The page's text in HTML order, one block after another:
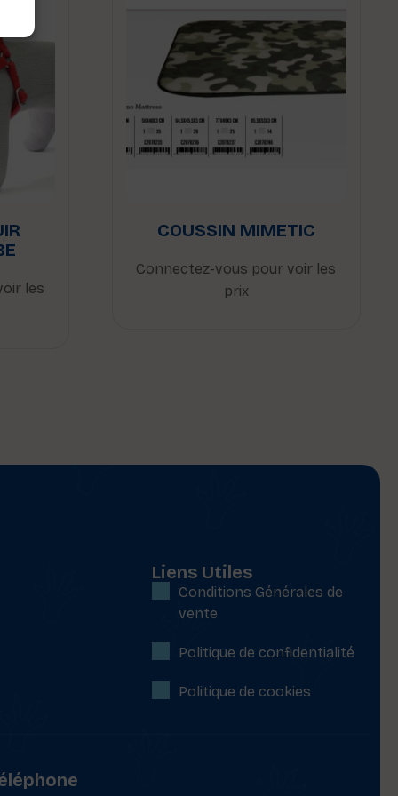
les
COUSSIN MIMETIC
Connectez-vous pour voir les
prix
Liens Utiles
Conditions Générales de
vente
Politique de confidentialité
Politique de cookies